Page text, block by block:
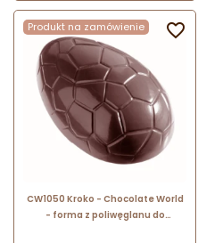
Produkt na zamówienie
CW1050 Kroko - Chocolate World
- forma z poliwęglanu do
